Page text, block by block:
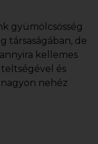
gyümölcsösség
társaságában, de
kellemes
és
nehéz